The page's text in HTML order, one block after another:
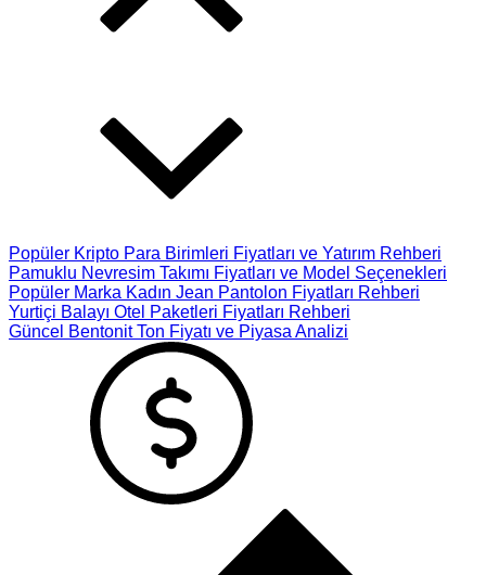
Popüler Kripto Para Birimleri Fiyatları ve Yatırım Rehberi
Pamuklu Nevresim Takımı Fiyatları ve Model Seçenekleri
Popüler Marka Kadın Jean Pantolon Fiyatları Rehberi
Yurtiçi Balayı Otel Paketleri Fiyatları Rehberi
Güncel Bentonit Ton Fiyatı ve Piyasa Analizi